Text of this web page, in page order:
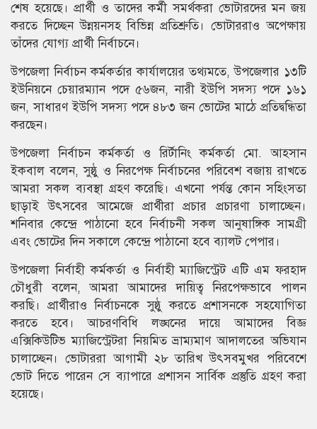
শেষ হয়েছে। প্রার্থী ও তাদের কর্মী সমর্থকরা ভোটারদের মন জয়
করতে দিচ্ছেন উন্নয়নসহ বিভিন্ন প্রতিশ্রুতি। ভোটাররাও অপেক্ষায়
তাঁদের যোগ্য প্রার্থী নির্বাচনে।
উপজেলা নির্বাচন কর্মকর্তার কার্যালয়ের তথ্যমতে, উপজেলার ১৩টি
ইউনিয়নে চেয়ারম্যান পদে ৫৬জন, নারী ইউপি সদস্য পদে ১৬১
জন, সাধারণ ইউপি সদস্য পদে ৪৮৩ জন ভোটের মাঠে প্রতিদ্বন্ধিতা
করছেন।
উপজেলা নির্বাচন কর্মকর্তা ও রির্টানিং কর্মকর্তা মো. আহসান
ইকবাল বলেন, সুষ্ঠু ও নিরপেক্ষ নির্বাচনের পরিবেশ বজায় রাখতে
আমরা সকল ব্যবস্থা গ্রহণ করেছি। এখনো পর্যন্ত কোন সহিংসতা
ছাড়াই উৎসবের আমেজে প্রার্থীরা প্রচার প্রচারণা চালাচ্ছেন।
শনিবার কেন্দ্রে পাঠানো হবে নির্বাচনী সকল আনুষাঙ্গিক সামগ্রী
এবং ভোটের দিন সকালে কেন্দ্রে পাঠানো হবে ব্যালট পেপার।
উপজেলা নির্বাহী কর্মকর্তা ও নির্বাহী ম্যাজিস্ট্রেট এটি এম ফরহাদ
চৌধুরী বলেন, আমরা আমাদের দায়িত্ব নিরপেক্ষভাবে পালন
করছি। প্রার্থীরাও নির্বাচনকে সুষ্ঠু করতে প্রশাসনকে সহযোগিতা
করতে হবে। আচরণবিধি লঙ্ঘনের দায়ে আমাদের বিজ্ঞ
এক্সিকিউটিভ ম্যাজিস্ট্রেটরা নিয়মিত ভ্রাম্যমাণ আদালতের অভিযান
চালাচ্ছেন। ভোটাররা আগামী ২৮ তারিখ উৎসবমুখর পরিবেশে
ভোট দিতে পারেন সে ব্যাপারে প্রশাসন সার্বিক প্রস্তুতি গ্রহণ করা
হয়েছে।